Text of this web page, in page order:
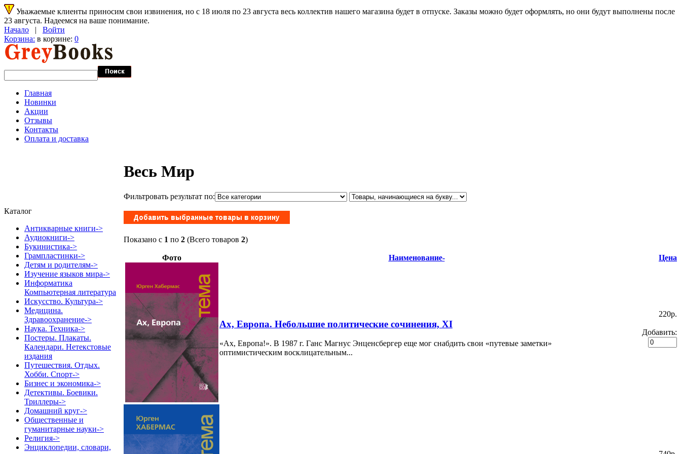
Уважаемые клиенты приносим свои извинения, но с 18 июля по 23 августа весь коллектив нашего магазина будет в отпуске. Заказы можно будет оформлять, но они будут выполнены после
23 августа. Надеемся на ваше понимание.
Начало | Войти
Корзина: в корзине: 0
Главная
Новинки
Акции
Отзывы
Контакты
Оплата и доставка
Каталог
Антикварные книги->
Аудиокниги->
Букинистика->
Грампластинки->
Детям и родителям->
Изучение языков мира->
Информатика
Компьютерная литература
Искусство. Культура->
Медицина.
Здравоохранение->
Наука. Техника->
Постеры. Плакаты.
Календари. Нетекстовые
издания
Путешествия. Отдых.
Хобби. Спорт->
Бизнес и экономика->
Детективы. Боевики.
Триллеры->
Домашний круг->
Общественные и
гуманитарные науки->
Религия->
Энциклопедии, словари,
Весь Мир
Фильтровать результат по:
Показано с 1 по 2 (Всего товаров 2)
Фото Наименование- Цена
Ах, Европа. Небольшие политические сочинения, ХI
«Ах, Европа!». В 1987 г. Ганс Магнус Энценсбергер еще мог снабдить свои «путевые заметки»
оптимистическим восклицательным...
220p.
Добавить: